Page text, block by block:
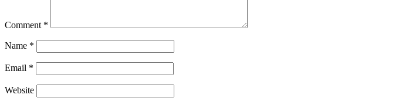
Comment *
Name *
Email *
Website